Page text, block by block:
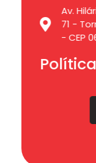
Av.
71 -
- CEP